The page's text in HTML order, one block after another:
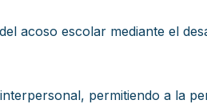
acoso escolar mediante el
permitiendo a la